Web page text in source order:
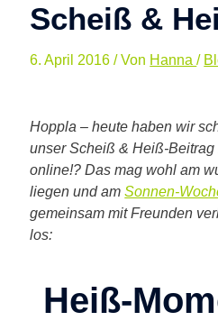
Scheiß &
6. April 2016/ Von Hanna/
Hoppla – heute haben wir
unser Scheiß & Heiß-
online!? Das mag wohl am
liegen und amSonnen-
gemeinsam mit Freunden
los:
Heiß-